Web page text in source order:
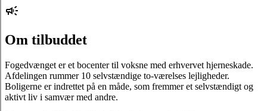
Om tilbuddet
Fogedvænget er et bocenter til voksne med erhvervet hjerneskade.
Afdelingen rummer 10 selvstændige to-værelses lejligheder.
Boligerne er indrettet på en måde, som fremmer et selvstændigt og
aktivt liv i samvær med andre.